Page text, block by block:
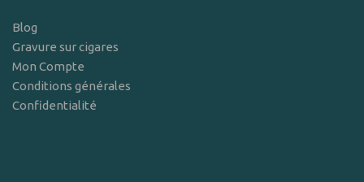
Blog
Gravure sur cigares
Mon Compte
Conditions générales
Confidentialité